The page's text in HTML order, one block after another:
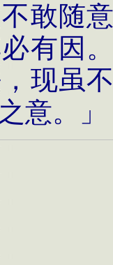
敢随
有因
现虽
意。」